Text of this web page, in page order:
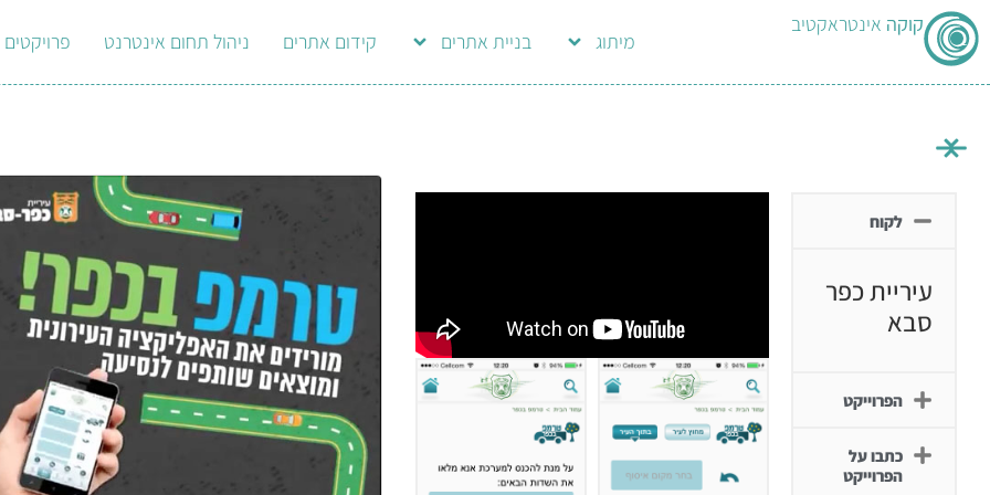
קוקה אינטראקטיב
מיתוג בניית אתרים קידום אתרים ניהול תחום אינטרנט פרויקטים
לקוח
עיריית כפר
סבא
הפרוייקט
כתבו על
הפרוייקט